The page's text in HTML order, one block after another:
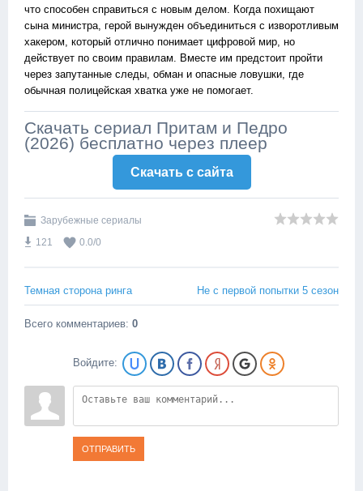
что способен справиться с новым делом. Когда похищают
сына министра, герой вынужден объединиться с изворотливым
хакером, который отлично понимает цифровой мир, но
действует по своим правилам. Вместе им предстоит пройти
через запутанные следы, обман и опасные ловушки, где
обычная полицейская хватка уже не помогает.
Скачать сериал Притам и Педро
(2026) бесплатно через плеер
Скачать c сайта
Зарубежные сериалы
121
0.0/0
Темная сторона ринга Не с первой попытки 5 сезон
Всего комментариев: 0
Войдите:
ОТПРАВИТЬ